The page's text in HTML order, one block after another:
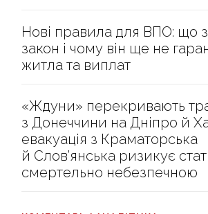
Нові правила для ВПО: що
закон і чому він ще не
житла та виплат
«Ждуни» перекривають
з Донеччини на Дніпро й
евакуація з Краматорська
й Слов’янська ризикує
смертельно небезпечною